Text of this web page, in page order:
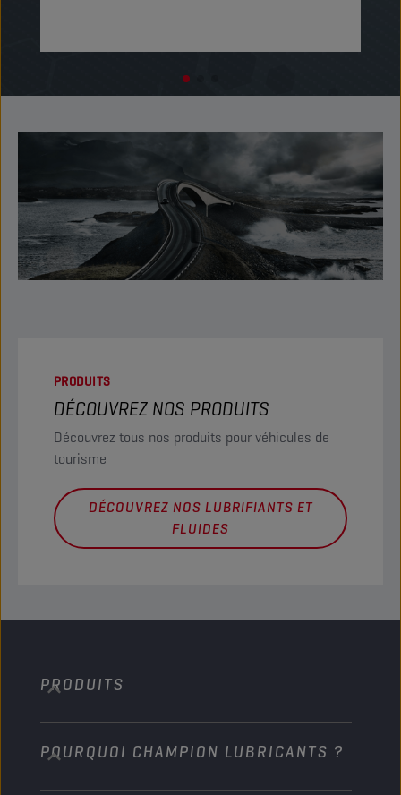
PRODUITS
DÉCOUVREZ NOS PRODUITS
Découvrez tous nos produits pour véhicules de
tourisme
DÉCOUVREZ NOS LUBRIFIANTS ET
FLUIDES
PRODUITS
Voitures de tourisme
Bus et Camions
POURQUOI CHAMPION LUBRICANTS ?